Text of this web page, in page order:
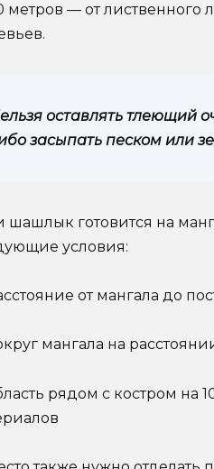
метров — от лиственного
оставлять тлеющий
засыпать песком или
шашлык готовится на
условия:
от мангала до
мангала на
рядом с костром на